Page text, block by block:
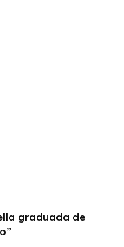
graduada de